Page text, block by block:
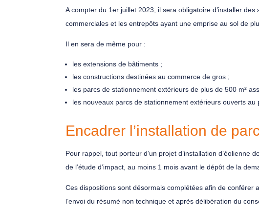
A compter du 1er juillet 2023, il sera obligatoire d’installer
commerciales et les entrepôts ayant une emprise au sol de
Il en sera de même pour :
les extensions de bâtiments ;
les constructions destinées au commerce de gros ;
les parcs de stationnement extérieurs de plus de 500 m²
les nouveaux parcs de stationnement extérieurs ouverts au
Encadrer l’installation de
Pour rappel, tout porteur d’un projet d’installation
de l’étude d’impact, au moins 1 mois avant le dépôt de la
Ces dispositions sont désormais complétées afin de conférer
l’envoi du résumé non technique et après délibération du